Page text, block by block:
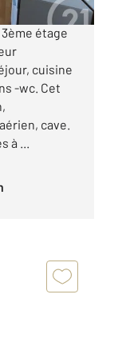
étage
cuisine
-wc. Cet
cave.
à ...